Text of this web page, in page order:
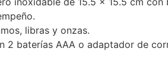
libras y onzas.
2 baterías AAA o adaptador de